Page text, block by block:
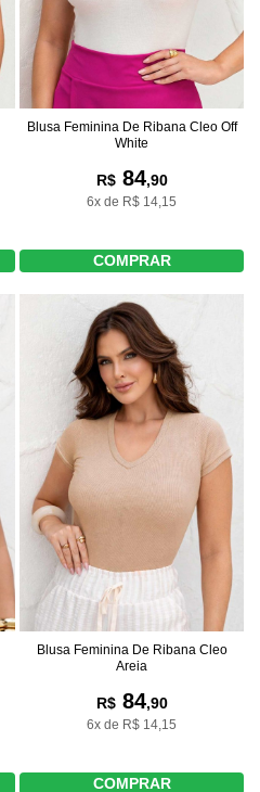
Blusa Feminina De Ribana Cleo Off
White
R$84,90
6x de R$ 14,15
COMPRAR
Blusa Feminina De Ribana Cleo
Areia
R$84,90
6x de R$ 14,15
COMPRAR